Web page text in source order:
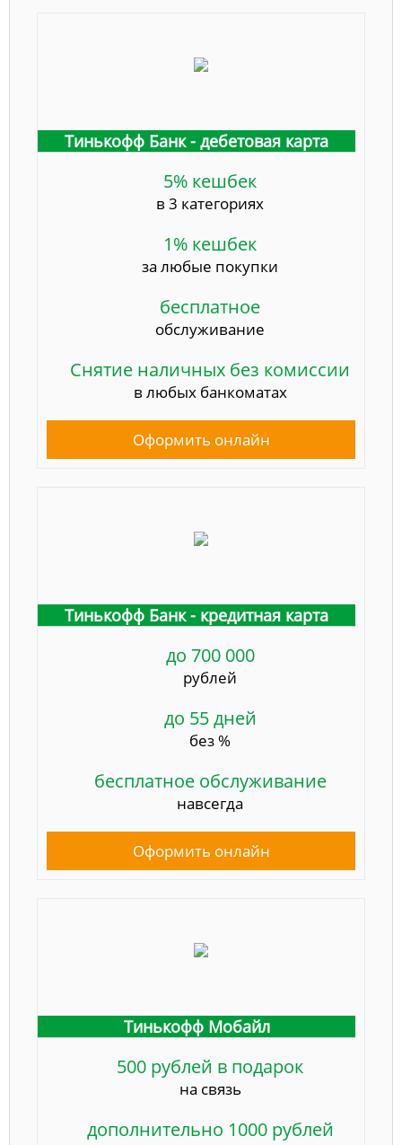
Тинькофф Банк - дебетовая карта
5% кешбек
в 3 категориях
1% кешбек
за любые покупки
бесплатное
обслуживание
Снятие наличных без комиссии
в любых банкоматах
Оформить онлайн
Тинькофф Банк - кредитная карта
до 700 000
рублей
до 55 дней
без %
бесплатное обслуживание
навсегда
Оформить онлайн
Тинькофф Мобайл
500 рублей в подарок
на связь
дополнительно 1000 рублей